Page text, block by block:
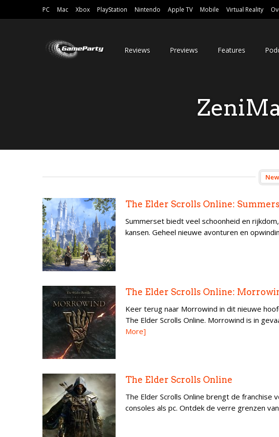
PC Mac Xbox PlayStation Nintendo Apple TV Mobile Virtual Reality
Reviews Previews Features
The Elder Scrolls Online:
Summerset biedt veel schoonheid en
kansen. Geheel nieuwe avonturen en
The Elder Scrolls Online:
Keer terug naar Morrowind in dit nieuwe
The Elder Scrolls Online. Morrowind is in
More]
The Elder Scrolls Online
The Elder Scrolls Online brengt de
consoles als pc. Ontdek de verre grenzen